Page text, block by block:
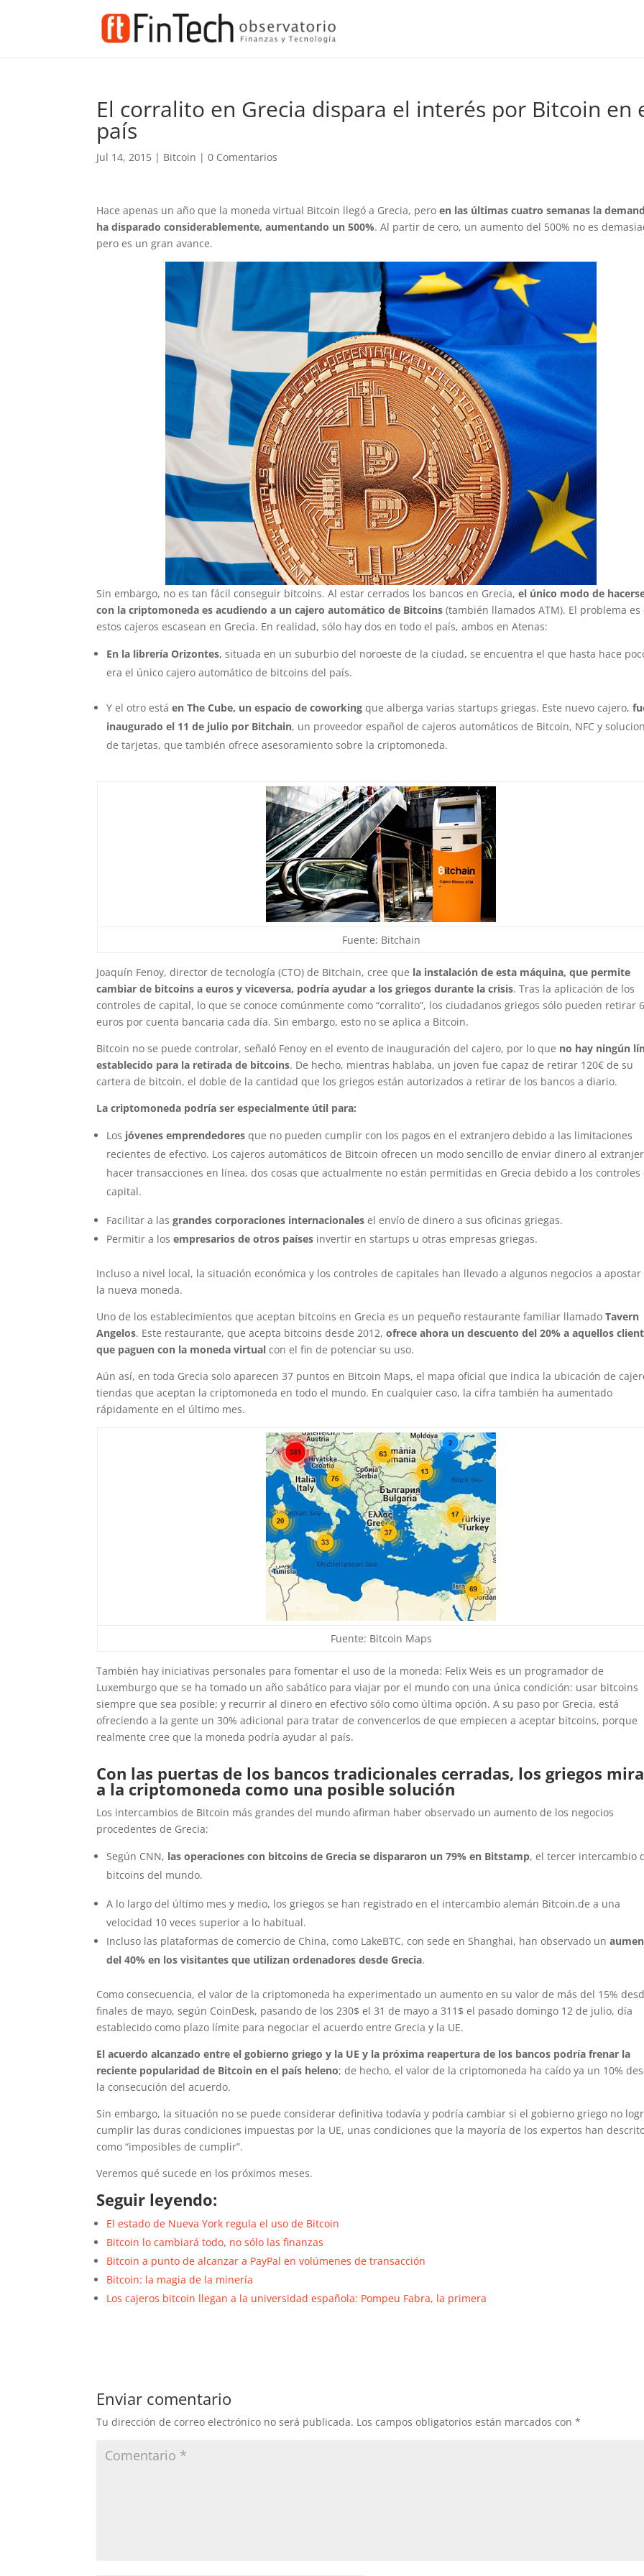
El corralito en Grecia dispara el interés por Bitcoin en
país
Jul 14, 2015 | Bitcoin |0 Comentarios
Hace apenas un año que la moneda virtual Bitcoin llegó a Grecia, peroen las últimas cuatro semanas la
ha disparado considerablemente, aumentando un 500%. Al partir de cero, un aumento del 500% no es
pero es un gran avance.
Sin embargo, no es tan fácil conseguir bitcoins. Al estar cerrados los bancos en Grecia,el único modo de
con la criptomoneda es acudiendo a un cajero automático de Bitcoins (también llamados ATM). El problema es
estos cajeros escasean en Grecia. En realidad, sólo hay dos en todo el país, ambos en Atenas:
En la librería Orizontes, situada en un suburbio del noroeste de la ciudad, se encuentra el que hasta hace
era el único cajero automático de bitcoins del país.
Y el otro estáen The Cube, un espacio de coworkingque alberga varias startups griegas. Este nuevo cajero,
inaugurado el 11 de julio por Bitchain, un proveedor español de cajeros automáticos de Bitcoin, NFC y
de tarjetas, que también ofrece asesoramiento sobre la criptomoneda.
Fuente: Bitchain
Joaquín Fenoy, director de tecnología (CTO) de Bitchain, cree que la instalación de esta máquina,que permite
cambiar de bitcoins a euros y viceversa, podría ayudar a los griegos durante la crisis. Tras la aplicación de los
controles de capital, lo que se conoce comúnmente como “corralito”, los ciudadanos griegos sólo pueden retirar
euros por cuenta bancaria cada día. Sin embargo, esto no se aplica a Bitcoin.
Bitcoin no se puede controlar, señaló Fenoy en el evento de inauguración del cajero, por lo que no hay ningún
establecido para la retirada de bitcoins. De hecho, mientras hablaba, un joven fue capaz de retirar 120€ de su
cartera de bitcoin, el doble de la cantidad que los griegos están autorizados a retirar de los bancos a diario.
La criptomoneda podría ser especialmente útil para:
Los jóvenes emprendedores que no pueden cumplir con los pagos en el extranjero debido a las limitaciones
recientes de efectivo. Los cajeros automáticos de Bitcoin ofrecen un modo sencillo de enviar dinero al
hacer transacciones en línea, dos cosas que actualmente no están permitidas en Grecia debido a los controles
capital.
Facilitar a las grandes corporaciones internacionales el envío de dinero a sus oficinas griegas.
Permitir a losempresarios de otros países invertir en startups u otras empresas griegas.
Incluso a nivel local, la situación económica y los controles de capitales han llevado a algunos negocios a
la nueva moneda.
Uno de los establecimientos que aceptan bitcoins en Grecia es un pequeño restaurante familiar llamadoTavern
Angelos. Este restaurante, que acepta bitcoins desde 2012,ofrece ahora un descuento del 20% a aquellos
que paguen con la moneda virtual con el fin de potenciar su uso.
Aún así, en toda Grecia solo aparecen 37 puntos en Bitcoin Maps, el mapa oficial que indica la ubicación de
tiendas que aceptan la criptomoneda en todo el mundo. En cualquier caso, la cifra también ha aumentado
rápidamente en el último mes.
Fuente: Bitcoin Maps
También hay iniciativas personales para fomentar el uso de la moneda: Felix Weis es un programador de
Luxemburgo que se ha tomado un año sabático para viajar por el mundo con una única condición: usar bitcoins
siempre que sea posible; y recurrir al dinero en efectivo sólo como última opción. A su paso por Grecia, está
ofreciendo a la gente un 30% adicional para tratar de convencerlos de que empiecen a aceptar bitcoins, porque
realmente cree que la moneda podría ayudar al país.
Con las puertas de los bancos tradicionales cerradas, los griegos
a la criptomoneda como una posible solución
Los intercambios de Bitcoin más grandes del mundo afirman haber observado un aumento de los negocios
procedentes de Grecia:
Según CNN, las operaciones con bitcoins de Grecia se dispararon un 79% en Bitstamp, el tercer intercambio
bitcoins del mundo.
A lo largo del último mes y medio, los griegos se han registrado en el intercambio alemán Bitcoin.de a una
velocidad 10 veces superior a lo habitual.
Incluso las plataformas de comercio de China, como LakeBTC, con sede en Shanghai, han observado un
del 40% en los visitantes que utilizan ordenadores desde Grecia.
Como consecuencia, el valor de la criptomoneda ha experimentado un aumento en su valor de más del 15%
finales de mayo, según CoinDesk, pasando de los 230$ el 31 de mayo a 311$ el pasado domingo 12 de julio, día
establecido como plazo límite para negociar el acuerdo entre Grecia y la UE.
El acuerdo alcanzado entre el gobierno griego y la UE y la próxima reapertura de los bancos podría frenar la
reciente popularidad de Bitcoin en el país heleno; de hecho, el valor de la criptomoneda ha caído ya un 10%
la consecución del acuerdo.
Sin embargo, la situación no se puede considerar definitiva todavía y podría cambiar si el gobierno griego no
cumplir las duras condiciones impuestas por la UE, unas condiciones que la mayoría de los expertos han
como “imposibles de cumplir”.
Veremos qué sucede en los próximos meses.
Seguir leyendo:
El estado de Nueva York regula el uso de Bitcoin
Bitcoin lo cambiará todo, no sólo las finanzas
Bitcoin a punto de alcanzar a PayPal en volúmenes de transacción
Bitcoin: la magia de la minería
Los cajeros bitcoin llegan a la universidad española: Pompeu Fabra, la primera
Enviar comentario
Tu dirección de correo electrónico no será publicada. Los campos obligatorios están marcados con*